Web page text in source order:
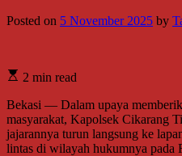
Posted on 5 November 2025 by
2 min read
Bekasi — Dalam upaya
masyarakat, Kapolsek Cikarang
jajarannya turun langsung ke
lintas di wilayah hukumnya pada